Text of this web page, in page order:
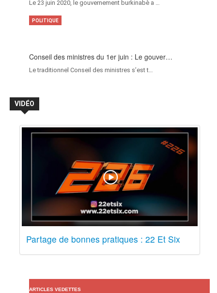
Le 23 juin 2020, le gouvernement burkinabè a …
Conseil des ministres du 1er juin : Le gouver…
Le traditionnel Conseil des ministres s’est t…
POLITIQUE
VIDÉO
Partage de bonnes pratiques : 22 Et Six
ARTICLES VEDETTES